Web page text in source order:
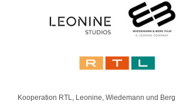
Kooperation RTL, Leonine, Wiedemann und Berg